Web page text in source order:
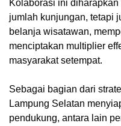
Kolaborasi ini
jumlah kunjungan, tetapi
belanja wisatawan,
menciptakan multiplier
masyarakat setempat.
Sebagai bagian dari
Lampung Selatan
pendukung, antara lain